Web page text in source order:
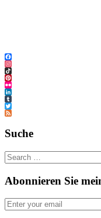
Facebook
Instagram
TikTok
Pinterest
Flickr
LinkedIn
Tumblr
Twitter
Feed
Suche
Abonnieren Sie